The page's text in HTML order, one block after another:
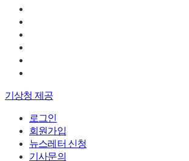
기상청 제공
로그인
회원가입
뉴스레터 신청
기사문의